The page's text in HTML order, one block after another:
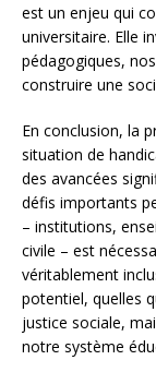
est un enjeu qui
universitaire. Elle
pédagogiques,
construire une
En conclusion, la
situation de
des avancées
défis importants
– institutions,
civile – est
véritablement
potentiel, quelles
justice sociale,
notre système